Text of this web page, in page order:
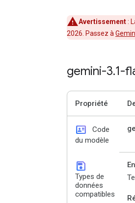
Avertissement:
2026. Passez à
gemini-3.1-
Propriété
id_card
Code
du modèle
save
Types de
données
compatibles